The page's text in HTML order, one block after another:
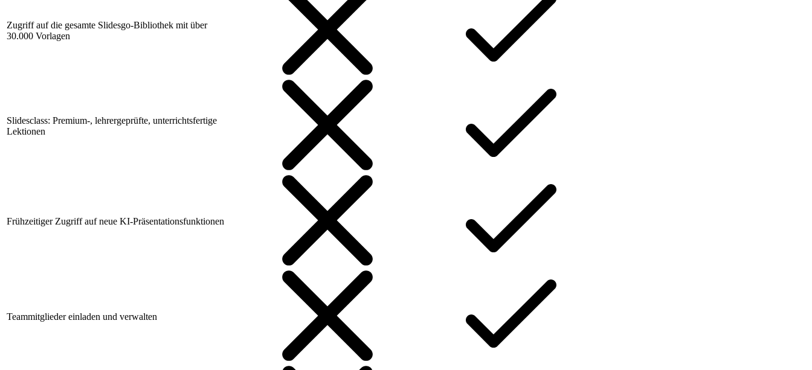
Zugriff auf die gesamte Slidesgo-Bibliothek mit über
30.000 Vorlagen
Slidesclass: Premium-, lehrergeprüfte, unterrichtsfertige
Lektionen
Frühzeitiger Zugriff auf neue KI-Präsentationsfunktionen
Teammitglieder einladen und verwalten